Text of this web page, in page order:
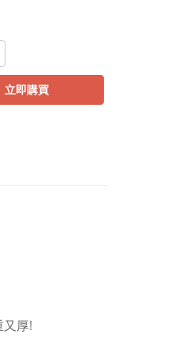
立即購買
厚!